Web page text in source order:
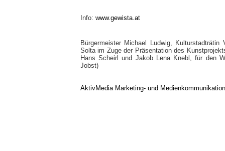
Info: www.gewista.at
Bürgermeister Michael Ludwig,
Solta im Zuge der Präsentation des
Hans Scheirl und Jakob Lena Knebl, für den
Jobst)
AktivMedia Marketing- und